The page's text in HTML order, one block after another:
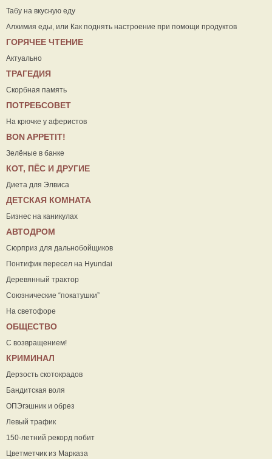
Табу на вкусную еду
Алхимия еды, или Как поднять настроение при помощи продуктов
ГОРЯЧЕЕ ЧТЕНИЕ
Актуально
ТРАГЕДИЯ
Скорбная память
ПОТРЕБСОВЕТ
На крючке у аферистов
ВON APPETIT!
Зелёные в банке
КОТ, ПЁС И ДРУГИЕ
Диета для Элвиса
ДЕТСКАЯ КОМНАТА
Бизнес на каникулах
АВТОДРОМ
Сюрприз для дальнобойщиков
Понтифик пересел на Hyundai
Деревянный трактор
Союзнические “покатушки”
На светофоре
ОБЩЕСТВО
С возвращением!
КРИМИНАЛ
Дерзость скотокрадов
Бандитская воля
ОПЭгэшник и обрез
Левый трафик
150-летний рекорд побит
Цветметчик из Марказа